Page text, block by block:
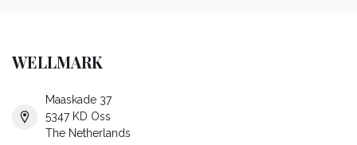
WELLMARK
Maaskade 37
5347 KD Oss
The Netherlands